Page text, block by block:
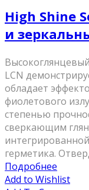
High Shine
и
LCN
обладает
фиолетового
степенью
сверкающим
герметика.
Подробнее
Add to Wishlist